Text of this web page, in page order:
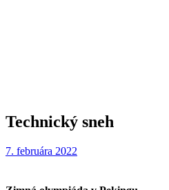
Technický sneh
7. februára 2022